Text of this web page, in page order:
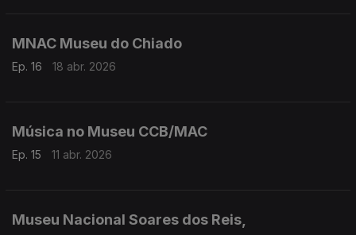
MNAC Museu do Chiado
Ep. 16 18 abr. 2026
Música no Museu CCB/MAC
Ep. 15 11 abr. 2026
Museu Nacional Soares dos Reis,